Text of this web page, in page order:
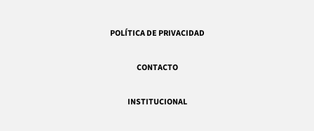
POLÍTICA DE PRIVACIDAD
CONTACTO
INSTITUCIONAL